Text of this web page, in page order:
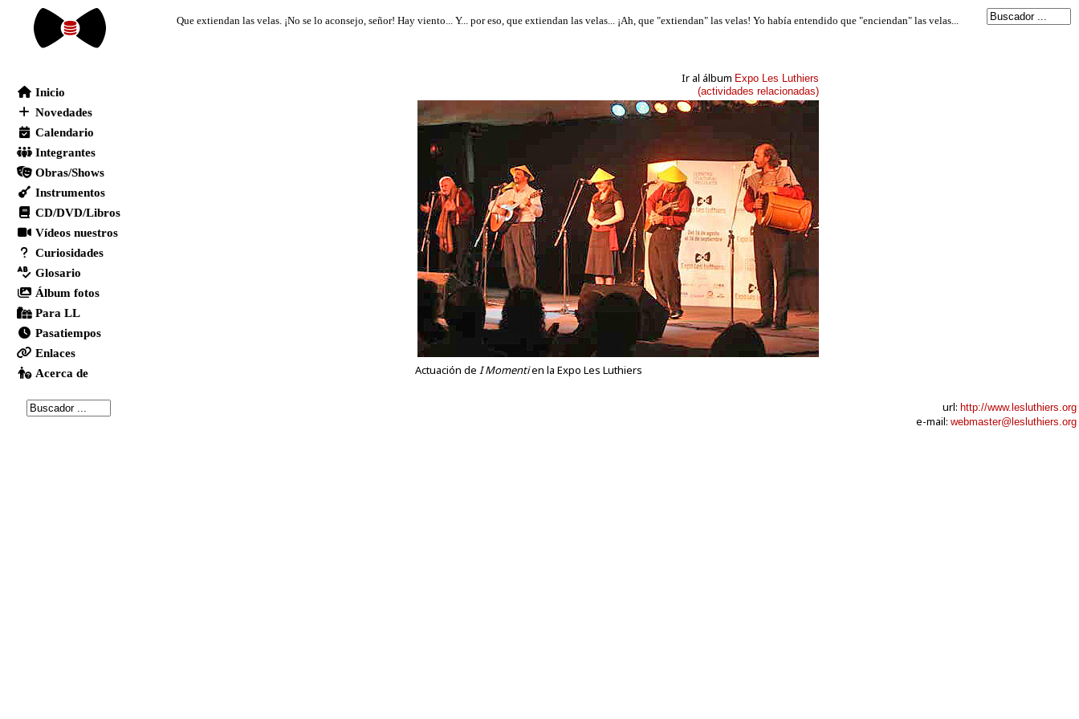
Ir al álbum Expo Les Luthiers
(actividades relacionadas)
Actuación de I Momentien la Expo Les Luthiers
url: http://www.lesluthiers.org
e-mail: webmaster@lesluthiers.org